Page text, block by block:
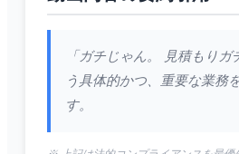
「ガチじゃん。 見積もり
う具体的かつ、重要な業務
す。